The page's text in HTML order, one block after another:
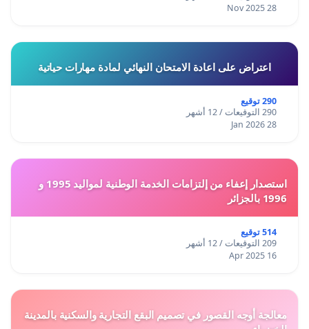
28 Nov 2025
اعتراض على اعادة الامتحان النهائي لمادة مهارات حياتية
290 توقيع
290 التوقيعات / 12 أشهر
28 Jan 2026
استصدار إعفاء من إلتزامات الخدمة الوطنية لمواليد 1995 و
1996 بالجزائر
514 توقيع
209 التوقيعات / 12 أشهر
16 Apr 2025
معالجة أوجه القصور في تصميم البقع التجارية والسكنية بالمدينة